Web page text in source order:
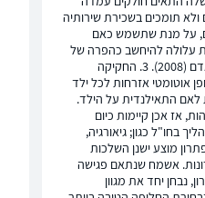
תומכים בשכירת שירותיה
על מנת שתשמש כאם
מסחרית עלולה להיחשב כהפרה של
החוק התאילנדי נגד סחר בבני אדם (2008). 3. החקיקה
אוטומטי אזרחות לכל ילד
התאילנדית על הילד.
אז אכן קיימות כיום
בחו"ל כגון; גיאורגיה,
מוצע ישנן השלכות
אשמח שנתאם פגישה
נבחן יחד את מגוון